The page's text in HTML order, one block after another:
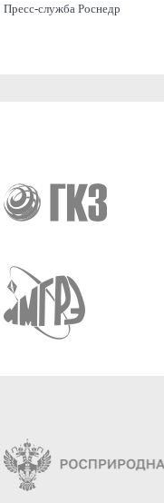
Пресс-служба Роснедр